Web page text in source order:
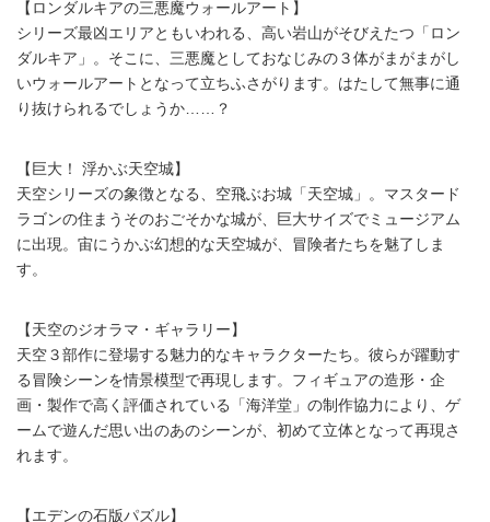
【ロンダルキアの三悪魔ウォールアート】
シリーズ最凶エリアともいわれる、高い岩山がそびえたつ「ロン
ダルキア」。そこに、三悪魔としておなじみの３体がまがまがし
いウォールアートとなって立ちふさがります。はたして無事に通
り抜けられるでしょうか……？
【巨大！ 浮かぶ天空城】
天空シリーズの象徴となる、空飛ぶお城「天空城」。マスタード
ラゴンの住まうそのおごそかな城が、巨大サイズでミュージアム
に出現。宙にうかぶ幻想的な天空城が、冒険者たちを魅了しま
す。
【天空のジオラマ・ギャラリー】
天空３部作に登場する魅力的なキャラクターたち。彼らが躍動す
る冒険シーンを情景模型で再現します。フィギュアの造形・企
画・製作で高く評価されている「海洋堂」の制作協力により、ゲ
ームで遊んだ思い出のあのシーンが、初めて立体となって再現さ
れます。
【エデンの石版パズル】